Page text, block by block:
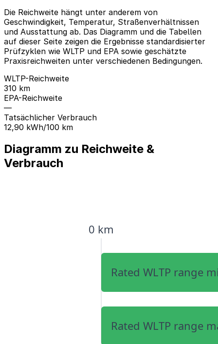
Die Reichweite hängt unter anderem von
Geschwindigkeit, Temperatur, Straßenverhältnissen
und Ausstattung ab. Das Diagramm und die Tabellen
auf dieser Seite zeigen die Ergebnisse standardisierter
Prüfzyklen wie WLTP und EPA sowie geschätzte
Praxisreichweiten unter verschiedenen Bedingungen.
WLTP-Reichweite
310 km
EPA-Reichweite
—
Tatsächlicher Verbrauch
12,90 kWh/100 km
Diagramm zu Reichweite &
Verbrauch